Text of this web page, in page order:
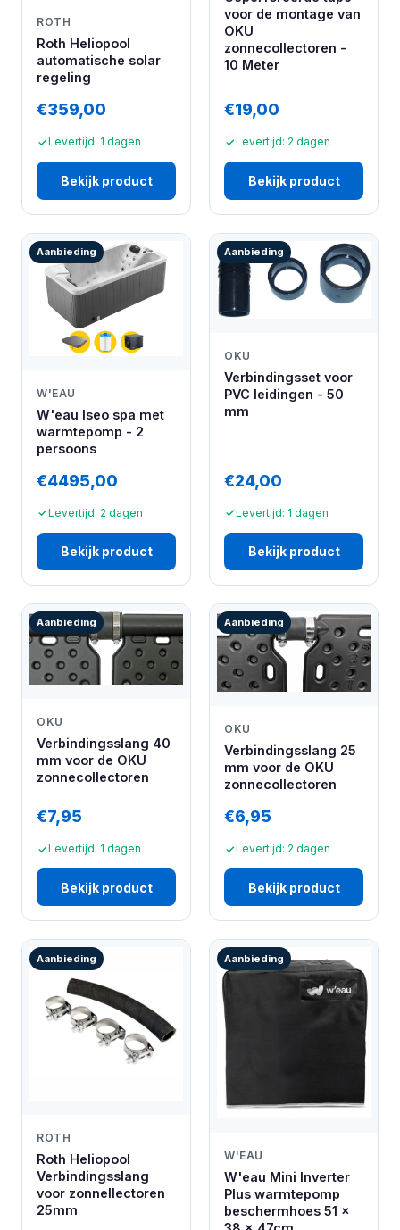
ROTH
Roth Heliopool
automatische solar
regeling
€359,00
Levertijd: 1 dagen
Bekijk product
voor de montage van
OKU
zonnecollectoren -
10 Meter
€19,00
Levertijd: 2 dagen
Bekijk product
Aanbieding
W'EAU
W'eau Iseo spa met
warmtepomp - 2
persoons
€4495,00
Levertijd: 2 dagen
Bekijk product
Aanbieding
OKU
Verbindingsset voor
PVC leidingen - 50
mm
€24,00
Levertijd: 1 dagen
Bekijk product
Aanbieding
OKU
Verbindingsslang 40
mm voor de OKU
zonnecollectoren
€7,95
Levertijd: 1 dagen
Bekijk product
Aanbieding
OKU
Verbindingsslang 25
mm voor de OKU
zonnecollectoren
€6,95
Levertijd: 2 dagen
Bekijk product
Aanbieding
ROTH
Roth Heliopool
Verbindingsslang
voor zonnellectoren
25mm
Aanbieding
W'EAU
W'eau Mini Inverter
Plus warmtepomp
beschermhoes 51 x